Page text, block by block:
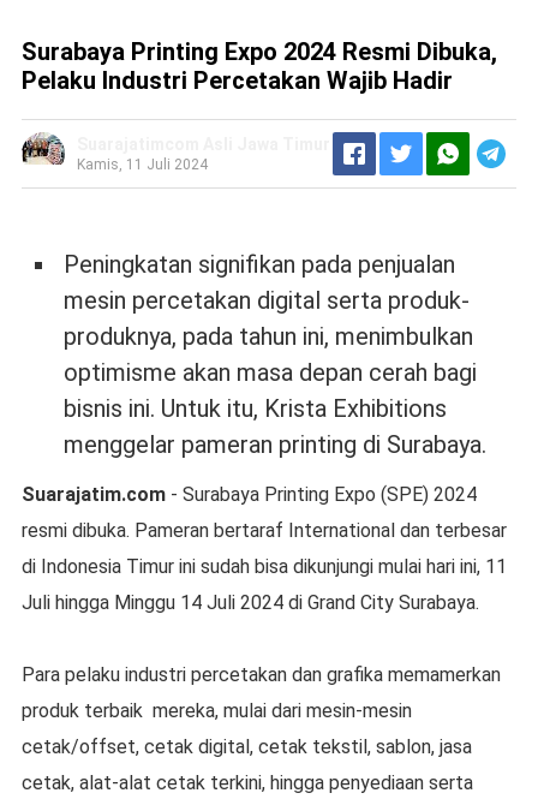
Surabaya Printing Expo 2024 Resmi Dibuka,
Pelaku Industri Percetakan Wajib Hadir
Kamis, 11 Juli 2024
Peningkatan signifikan pada penjualan
mesin percetakan digital serta produk-
produknya, pada tahun ini, menimbulkan
optimisme akan masa depan cerah bagi
bisnis ini. Untuk itu, Krista Exhibitions
menggelar pameran printing di Surabaya.
Suarajatim.com- Surabaya Printing Expo (SPE) 2024
resmi dibuka. Pameran bertaraf International dan terbesar
di Indonesia Timur ini sudah bisa dikunjungi mulai hari ini, 11
Juli hingga Minggu 14 Juli 2024 di Grand City Surabaya.
Para pelaku industri percetakan dan grafika memamerkan
produk terbaik mereka, mulai dari mesin-mesin
cetak/offset, cetak digital, cetak tekstil, sablon, jasa
cetak, alat-alat cetak terkini, hingga penyediaan serta